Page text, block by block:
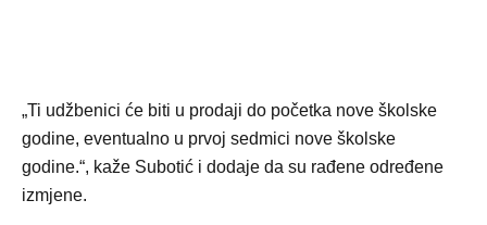
„Ti udžbenici će biti u prodaji do početka nove školske
godine, eventualno u prvoj sedmici nove školske
godine.“, kaže Subotić i dodaje da su rađene određene
izmjene.